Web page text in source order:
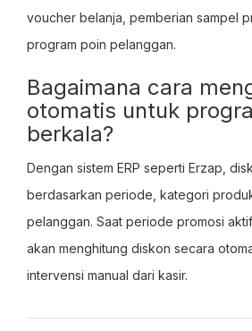
voucher belanja, pemberian sampel
program poin pelanggan.
Bagaimana cara
otomatis untuk
berkala?
Dengan sistem ERP seperti Erzap,
berdasarkan periode, kategori
pelanggan. Saat periode promosi
akan menghitung diskon secara
intervensi manual dari kasir.